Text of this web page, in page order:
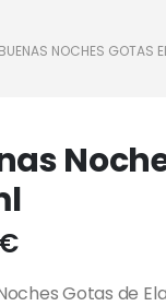
BUENAS NOCHES GOTAS
€
Gotas de